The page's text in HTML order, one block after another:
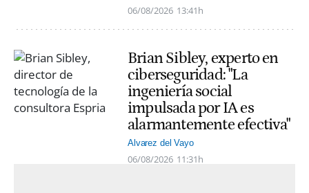
06/08/2026 13:41h
Brian Sibley, experto en
ciberseguridad: "La
ingeniería social
impulsada por IA es
alarmantemente efectiva"
Alvarez del Vayo
06/08/2026 11:31h